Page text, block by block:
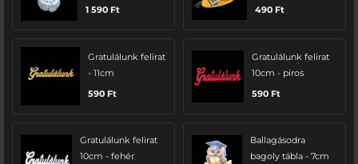
1 590 Ft
490 Ft
Gratulálunk felirat
- 11cm
590 Ft
Gratulálunk felirat
10cm - piros
590 Ft
Gratulálunk felirat
10cm - fehér
Ballagásodra
bagoly tábla - 7cm